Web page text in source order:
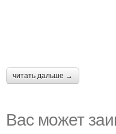
читать дальше →
Вас может